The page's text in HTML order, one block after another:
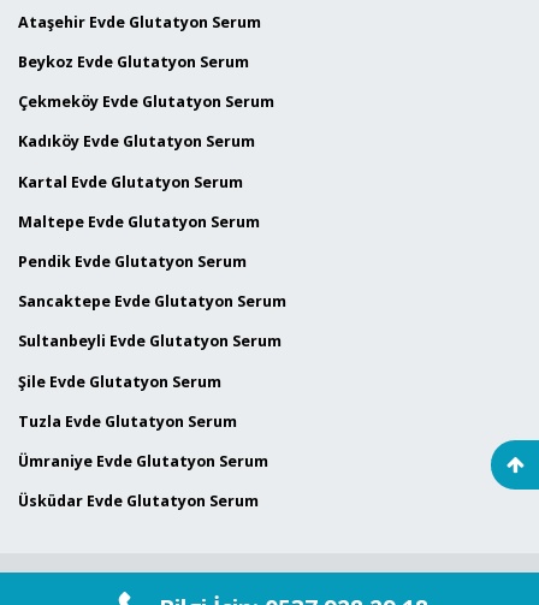
Ataşehir Evde Glutatyon Serum
Beykoz Evde Glutatyon Serum
Çekmeköy Evde Glutatyon Serum
Kadıköy Evde Glutatyon Serum
Kartal Evde Glutatyon Serum
Maltepe Evde Glutatyon Serum
Pendik Evde Glutatyon Serum
Sancaktepe Evde Glutatyon Serum
Sultanbeyli Evde Glutatyon Serum
Şile Evde Glutatyon Serum
Tuzla Evde Glutatyon Serum
Ümraniye Evde Glutatyon Serum
Üsküdar Evde Glutatyon Serum